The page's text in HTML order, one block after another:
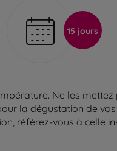
15 jours
Ne les
la dégustation de
référez-vous à celle